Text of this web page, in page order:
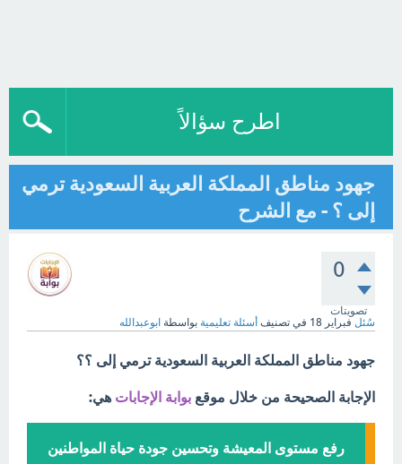
اطرح سؤالاً
جهود مناطق المملكة العربية السعودية ترمي
إلى ؟ - مع الشرح
0
تصويتات
سُئل فبراير 18 في تصنيف أسئلة تعليمية بواسطة ابوعبدالله
جهود مناطق المملكة العربية السعودية ترمي إلى ؟؟
الإجابة الصحيحة من خلال موقع بوابة الإجابات هي:
رفع مستوى المعيشة وتحسين جودة حياة المواطنين